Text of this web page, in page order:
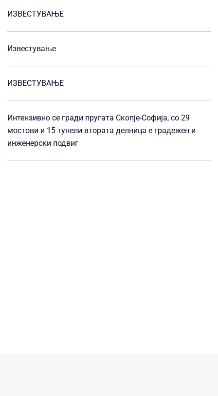
ИЗВЕСТУВАЊЕ
Известување
ИЗВЕСТУВАЊЕ
Интензивно се гради пругата Скопје-Софија, со 29
мостови и 15 тунели втората делница е градежен и
инженерски подвиг